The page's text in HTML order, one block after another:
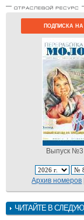
ПОДПИСКА
Выпуск №3
Архив номеров
ЧИТАЙТЕ В